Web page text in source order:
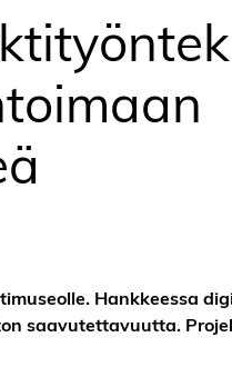
Hankkeessa
saavutettavuutta.